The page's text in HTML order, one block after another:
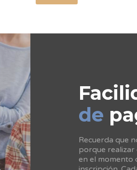
de
Recuerda que
porque realizar
en el momento